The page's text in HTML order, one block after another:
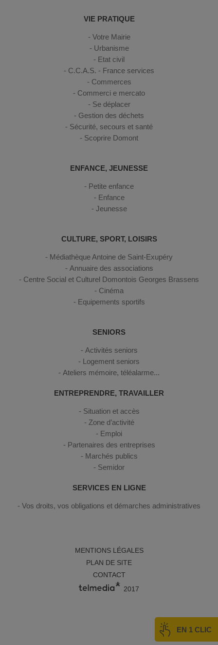
EN 1 CLIC
VIE PRATIQUE
Votre Mairie
Urbanisme
Etat civil
C.C.A.S. - France services
Commerces
Commerci e mercato
Se déplacer
Gestion des déchets
Sécurité, secours et santé
Scoprire Domont
ENFANCE, JEUNESSE
Petite enfance
Enfance
Jeunesse
CULTURE, SPORT, LOISIRS
Médiathèque Antoine de Saint-Exupéry
Annuaire des associations
Centre Social et Culturel Domontois Georges Brassens
Cinéma
Equipements sportifs
SENIORS
Activités seniors
Logement seniors
Ateliers mémoire, téléalarme...
ENTREPRENDRE, TRAVAILLER
Situation et accès
Zone d’activité
Emploi
Partenaires des entreprises
Marchés publics
Semidor
SERVICES EN LIGNE
Vos droits, vos obligations et démarches administratives
MENTIONS LÉGALES
PLAN DE SITE
CONTACT
2017